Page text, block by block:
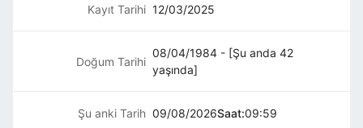
Kayıt Tarihi 12/03/2025
Doğum Tarihi
08/04/1984 - [Şu anda 42
yaşında]
Şu anki Tarih 09/08/2026Saat:09:59